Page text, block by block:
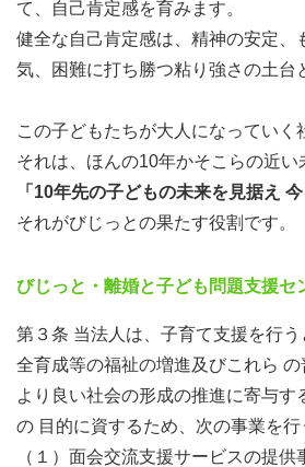
て、自己肯定感を育みます。
健全な自己肯定感は、精神の安定、
気、困難に打ち勝つ粘り強さの土台
この子どもたちが大人になっていく
それは、ほんの10年かそこらの近い
「10年先の子どもの未来を見据え 今
それがびじっとの果たす役割です。
びじっと・離婚と子ども問題支援セ
第３条 当法人は、子育て支援を行
全育成等の福祉の増進及びこれら の
より良い社会の形成の推進に寄与す
の 目的に資するため、次の事業を行
（１）面会交流支援サービスの提供